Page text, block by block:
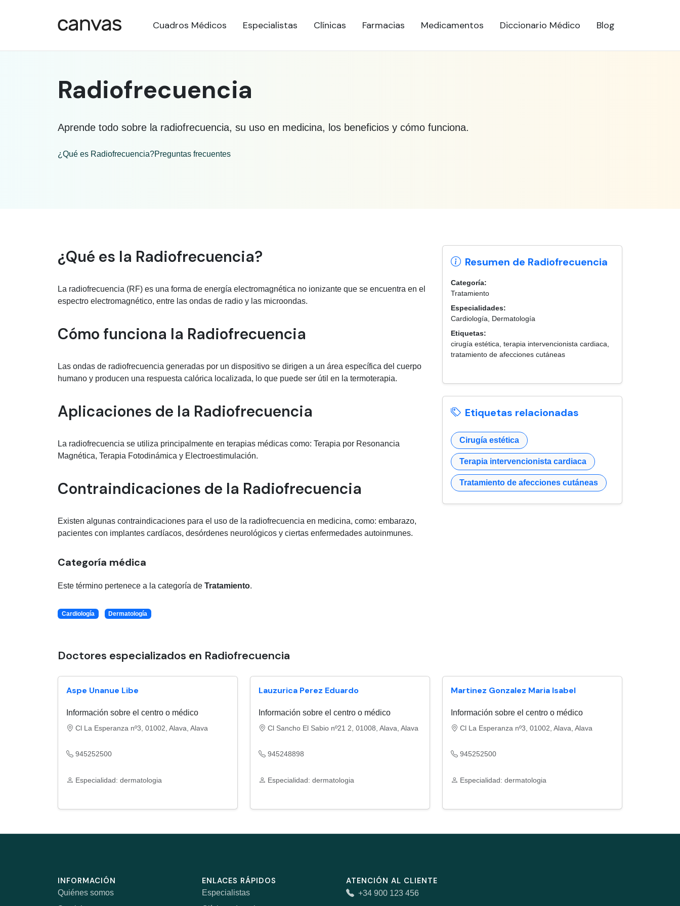
Cuadros Médicos Especialistas Clínicas Farmacias Medicamentos Diccionario Médico Blog
Radiofrecuencia
Aprende todo sobre la radiofrecuencia, su uso en medicina, los beneficios y cómo funciona.
¿Qué es Radiofrecuencia?Preguntas frecuentes
Información médica sobre Radiofrecuencia
¿Qué es la Radiofrecuencia?
La radiofrecuencia (RF) es una forma de energía electromagnética no ionizante que se encuentra en el
espectro electromagnético, entre las ondas de radio y las microondas.
Cómo funciona la Radiofrecuencia
Las ondas de radiofrecuencia generadas por un dispositivo se dirigen a un área específica del cuerpo
humano y producen una respuesta calórica localizada, lo que puede ser útil en la termoterapia.
Aplicaciones de la Radiofrecuencia
La radiofrecuencia se utiliza principalmente en terapias médicas como: Terapia por Resonancia
Magnética, Terapia Fotodinámica y Electroestimulación.
Contraindicaciones de la Radiofrecuencia
Existen algunas contraindicaciones para el uso de la radiofrecuencia en medicina, como: embarazo,
pacientes con implantes cardíacos, desórdenes neurológicos y ciertas enfermedades autoinmunes.
Categoría médica
Este término pertenece a la categoría de Tratamiento.
Cardiología Dermatología
Resumen de Radiofrecuencia
Categoría:
Tratamiento
Especialidades:
Cardiología, Dermatología
Etiquetas:
cirugía estética, terapia intervencionista cardiaca,
tratamiento de afecciones cutáneas
Etiquetas relacionadas
Cirugía estética
Terapia intervencionista cardiaca
Tratamiento de afecciones cutáneas
Doctores especializados en Radiofrecuencia
Aspe Unanue Libe
Información sobre el centro o médico
Cl La Esperanza nº3, 01002, Alava, Alava
945252500
Especialidad: dermatologia
Lauzurica Perez Eduardo
Información sobre el centro o médico
Cl Sancho El Sabio nº21 2, 01008, Alava, Alava
945248898
Especialidad: dermatologia
Martinez Gonzalez Maria Isabel
Información sobre el centro o médico
Cl La Esperanza nº3, 01002, Alava, Alava
945252500
Especialidad: dermatologia
INFORMACIÓN
Quiénes somos
ENLACES RÁPIDOS
Especialistas
ATENCIÓN AL CLIENTE
+34 900 123 456